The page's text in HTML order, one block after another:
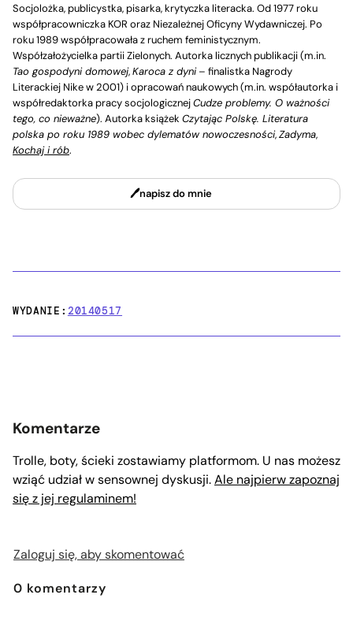
Socjolożka, publicystka, pisarka, krytyczka literacka. Od 1977 roku
współpracowniczka KOR oraz Niezależnej Oficyny Wydawniczej. Po
roku 1989 współpracowała z ruchem feministycznym.
Współzałożycielka partii Zielonych. Autorka licznych publikacji (m.in.
Tao gospodyni domowej,Karoca z dyni– finalistka Nagrody
Literackiej Nike w 2001) i opracowań naukowych (m.in. współautorka i
współredaktorka pracy socjologicznejCudze problemy. O ważności
tego, co nieważne). Autorka książek Czytając Polskę. Literatura
polska po roku 1989 wobec dylematów nowoczesności,Zadyma,
Kochaj i rób.
napisz do mnie
WYDANIE:20140517
Komentarze
Trolle, boty, ścieki zostawiamy platformom. U nas możesz
wziąć udział w sensownej dyskusji.Ale najpierw zapoznaj
się z jej regulaminem!
Zaloguj się, aby skomentować
0 komentarzy